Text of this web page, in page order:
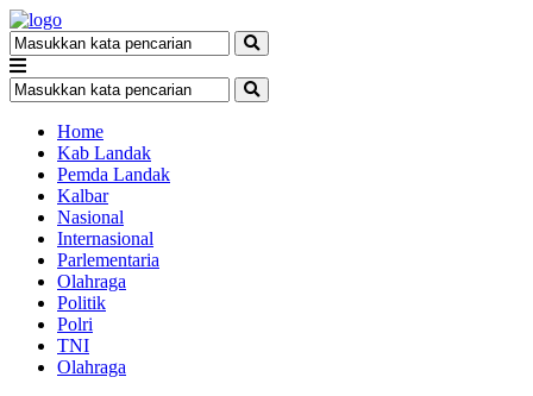
Home
Kab Landak
Pemda Landak
Kalbar
Nasional
Internasional
Parlementaria
Olahraga
Politik
Polri
TNI
Olahraga